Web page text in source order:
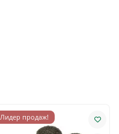
Лидер продаж!